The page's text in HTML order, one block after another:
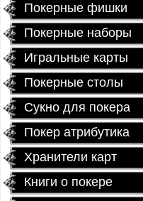
Покерные фишки
Покерные наборы
Игральные карты
Покерные столы
Сукно для покера
Покер атрибутика
Хранители карт
Книги о покере